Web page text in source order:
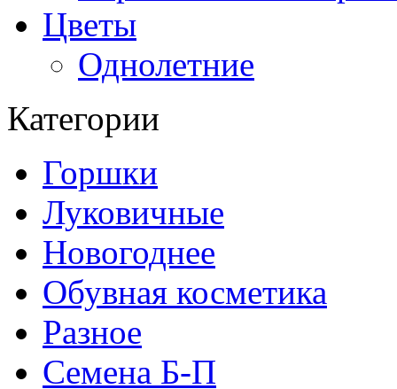
Цветы
Однолетние
Категории
Горшки
Луковичные
Новогоднее
Обувная косметика
Разное
Семена Б-П